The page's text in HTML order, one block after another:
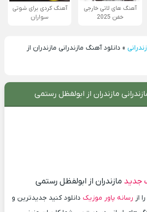
آهنگ های لاتی خارجی
خفن 2025
آهنگ کردی برای شوتی
سواران
» دانلود آهنگ مازندرانی مازندران از
مازندران از ابولفظل رستمی
جدید مازندران از ابولفظل رستمی
از رسانه پاور موزیک دانلود کنید جدیدترین و